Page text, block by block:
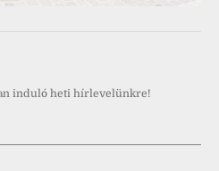
induló heti hírlevelünkre!